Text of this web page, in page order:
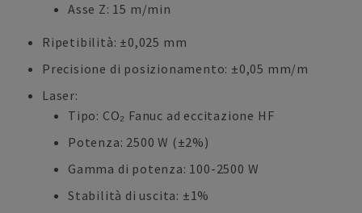
Asse Z: 15 m/min
Ripetibilità: ±0,025 mm
Precisione di posizionamento: ±0,05 mm/m
Laser:
Tipo: CO₂ Fanuc ad eccitazione HF
Potenza: 2500 W (±2%)
Gamma di potenza: 100-2500 W
Stabilità di uscita: ±1%